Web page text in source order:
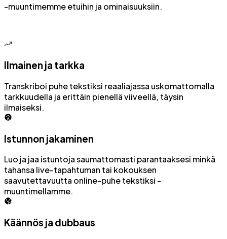
-muuntimemme etuihin ja ominaisuuksiin.
Ilmainen ja tarkka
Transkriboi puhe tekstiksi reaaliajassa uskomattomalla
tarkkuudella ja erittäin pienellä viiveellä, täysin
ilmaiseksi.
Istunnon jakaminen
Luo ja jaa istuntoja saumattomasti parantaaksesi minkä
tahansa live-tapahtuman tai kokouksen
saavutettavuutta online-puhe tekstiksi -
muuntimellamme.
Käännös ja dubbaus